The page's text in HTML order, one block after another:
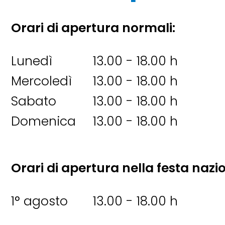
Orari di apertura normali:
Lunedì
13.00 - 18.00 h
Mercoledì
13.00 - 18.00 h
Sabato
13.00 - 18.00 h
Domenica
13.00 - 18.00 h
Orari di apertura nella festa
1° agosto
13.00 - 18.00 h